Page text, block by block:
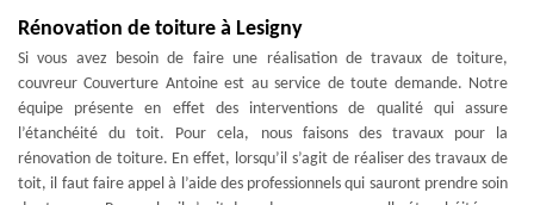
Rénovation de toiture à Lesigny
Si vous avez besoin de faire une réalisation de travaux de toiture,
couvreur Couverture Antoine est au service de toute demande. Notre
équipe présente en effet des interventions de qualité qui assure
l’étanchéité du toit. Pour cela, nous faisons des travaux pour la
rénovation de toiture. En effet, lorsqu’il s’agit de réaliser des travaux de
toit, il faut faire appel à l’aide des professionnels qui sauront prendre soin